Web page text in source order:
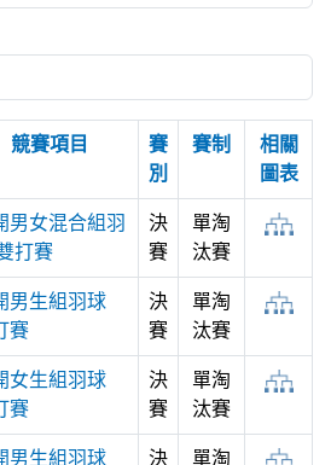
競賽項目
賽
別
賽制
相關
圖表
男女混合組羽
打賽
決
賽
單淘
汰賽
男生組羽球
賽
決
賽
單淘
汰賽
女生組羽球
賽
決
賽
單淘
汰賽
男生組羽球
決
單淘